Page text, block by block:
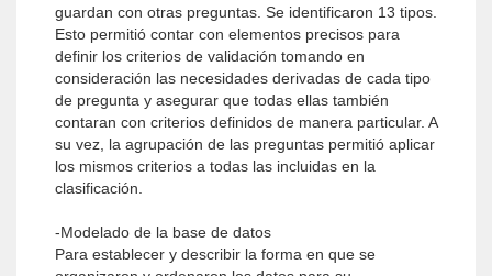
guardan con otras preguntas. Se identificaron 13 tipos.
Esto permitió contar con elementos precisos para
definir los criterios de validación tomando en
consideración las necesidades derivadas de cada tipo
de pregunta y asegurar que todas ellas también
contaran con criterios definidos de manera particular. A
su vez, la agrupación de las preguntas permitió aplicar
los mismos criterios a todas las incluidas en la
clasificación.
-Modelado de la base de datos
Para establecer y describir la forma en que se